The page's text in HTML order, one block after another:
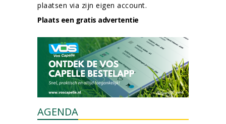
plaatsen via zijn eigen account.
Plaats een gratis advertentie
AGENDA